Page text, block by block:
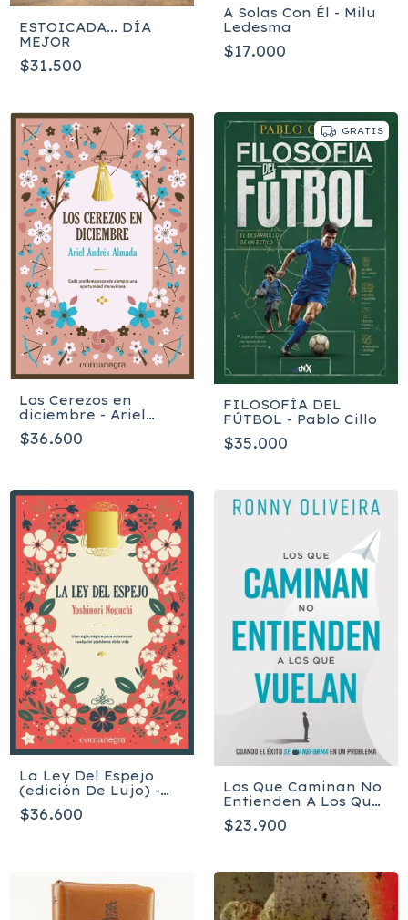
ESTOICADA... DÍA
MEJOR
$31.500
A Solas Con Él - Milu
Ledesma
$17.000
Los Cerezos en
diciembre - Ariel
Andrés Almada
$36.600
GRATIS
FILOSOFÍA DEL
FÚTBOL - Pablo Cillo
$35.000
La Ley Del Espejo
(edición De Lujo) -
Noguchi Yoshinori
$36.600
Los Que Caminan No
Entienden A Los Que
Vuelan - Ronny
Oliveira
$23.900